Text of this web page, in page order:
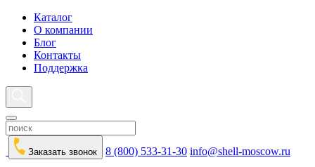
Каталог
О компании
Блог
Контакты
Поддержка
Заказать звонок 8 (800) 533-31-30 info@shell-moscow.ru